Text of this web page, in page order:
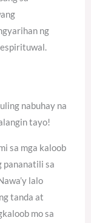
ng
nabuhay na
tayo!
sa mga kaloob
pananatili sa
lalo
tanda at
mo sa